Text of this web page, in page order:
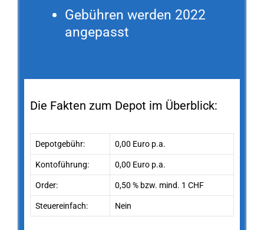
Gebühren werden 2022
angepasst
Die Fakten zum Depot im Überblick:
Depotgebühr: 0,00 Euro p.a.
Kontoführung: 0,00 Euro p.a.
Order: 0,50 % bzw. mind. 1 CHF
Steuereinfach: Nein